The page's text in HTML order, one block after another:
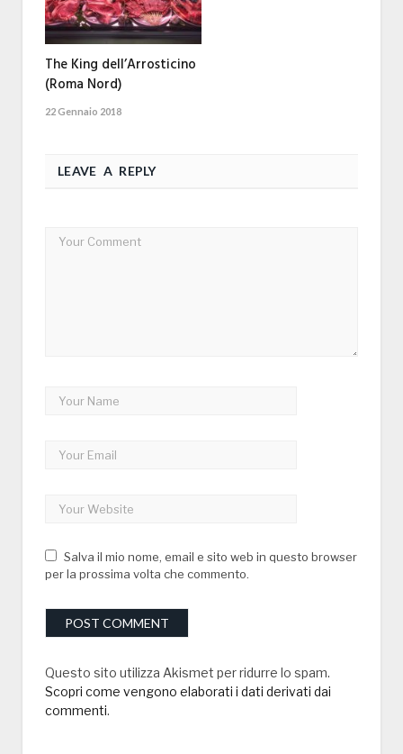
The King dell’Arrosticino
(Roma Nord)
22 Gennaio 2018
LEAVE A REPLY
Salva il mio nome, email e sito web in questo browser
per la prossima volta che commento.
Questo sito utilizza Akismet per ridurre lo spam.
Scopri come vengono elaborati i dati derivati dai
commenti.